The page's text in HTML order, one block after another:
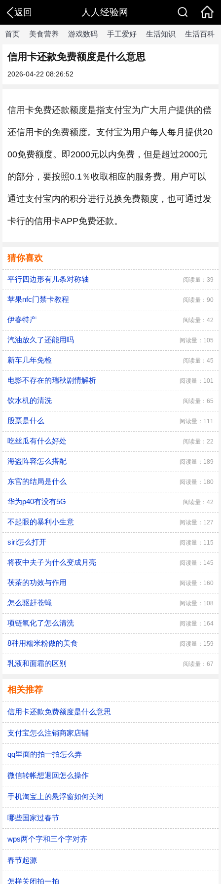
返回 人人经验网
首页 美食营养 游戏数码 手工爱好 生活知识 生活百科
信用卡还款免费额度是什么意思
2026-04-22 08:26:52
信用卡免费还款额度是指支付宝为广大用户提供的偿
还信用卡的免费额度。支付宝为用户每人每月提供20
00免费额度。即2000元以内免费，但是超过2000元
的部分，要按照0.1％收取相应的服务费。用户可以
通过支付宝内的积分进行兑换免费额度，也可通过发
卡行的信用卡APP免费还款。
猜你喜欢
平行四边形有几条对称轴 阅读量：39
苹果nfc门禁卡教程 阅读量：90
伊春特产 阅读量：42
汽油放久了还能用吗 阅读量：105
新车几年免检 阅读量：45
电影不存在的瑞秋剧情解析 阅读量：101
饮水机的清洗 阅读量：65
股票是什么 阅读量：111
吃丝瓜有什么好处 阅读量：22
海盗阵容怎么搭配 阅读量：189
东宫的结局是什么 阅读量：180
华为p40有没有5G 阅读量：42
不起眼的暴利小生意 阅读量：127
siri怎么打开 阅读量：115
将夜中夫子为什么变成月亮 阅读量：145
茯茶的功效与作用 阅读量：160
怎么驱赶苍蝇 阅读量：108
项链氧化了怎么清洗 阅读量：164
8种用糯米粉做的美食 阅读量：159
乳液和面霜的区别 阅读量：67
相关推荐
信用卡还款免费额度是什么意思
支付宝怎么注销商家店铺
qq里面的拍一拍怎么弄
微信转帐想退回怎么操作
手机淘宝上的悬浮窗如何关闭
哪些国家过春节
wps两个字和三个字对齐
春节起源
怎样关闭拍一拍